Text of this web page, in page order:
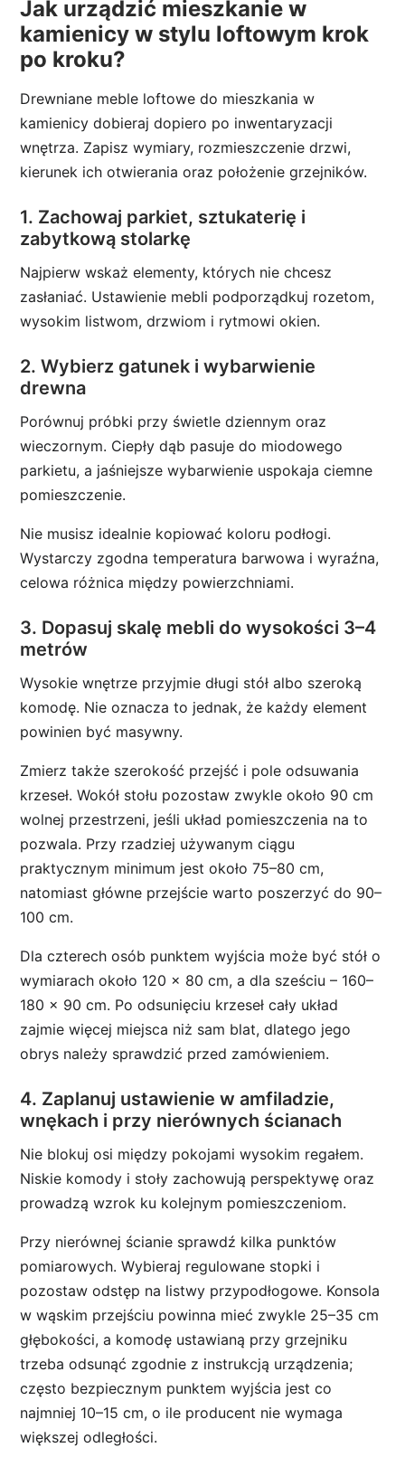
Jak urządzić mieszkanie w
kamienicy w stylu loftowym krok
po kroku?
Drewniane meble loftowe do mieszkania w
kamienicy dobieraj dopiero po inwentaryzacji
wnętrza. Zapisz wymiary, rozmieszczenie drzwi,
kierunek ich otwierania oraz położenie grzejników.
1. Zachowaj parkiet, sztukaterię i
zabytkową stolarkę
Najpierw wskaż elementy, których nie chcesz
zasłaniać. Ustawienie mebli podporządkuj rozetom,
wysokim listwom, drzwiom i rytmowi okien.
2. Wybierz gatunek i wybarwienie
drewna
Porównuj próbki przy świetle dziennym oraz
wieczornym. Ciepły dąb pasuje do miodowego
parkietu, a jaśniejsze wybarwienie uspokaja ciemne
pomieszczenie.
Nie musisz idealnie kopiować koloru podłogi.
Wystarczy zgodna temperatura barwowa i wyraźna,
celowa różnica między powierzchniami.
3. Dopasuj skalę mebli do wysokości 3–4
metrów
Wysokie wnętrze przyjmie długi stół albo szeroką
komodę. Nie oznacza to jednak, że każdy element
powinien być masywny.
Zmierz także szerokość przejść i pole odsuwania
krzeseł. Wokół stołu pozostaw zwykle około 90 cm
wolnej przestrzeni, jeśli układ pomieszczenia na to
pozwala. Przy rzadziej używanym ciągu
praktycznym minimum jest około 75–80 cm,
natomiast główne przejście warto poszerzyć do 90–
100 cm.
Dla czterech osób punktem wyjścia może być stół o
wymiarach około 120 × 80 cm, a dla sześciu – 160–
180 × 90 cm. Po odsunięciu krzeseł cały układ
zajmie więcej miejsca niż sam blat, dlatego jego
obrys należy sprawdzić przed zamówieniem.
4. Zaplanuj ustawienie w amfiladzie,
wnękach i przy nierównych ścianach
Nie blokuj osi między pokojami wysokim regałem.
Niskie komody i stoły zachowują perspektywę oraz
prowadzą wzrok ku kolejnym pomieszczeniom.
Przy nierównej ścianie sprawdź kilka punktów
pomiarowych. Wybieraj regulowane stopki i
pozostaw odstęp na listwy przypodłogowe. Konsola
w wąskim przejściu powinna mieć zwykle 25–35 cm
głębokości, a komodę ustawianą przy grzejniku
trzeba odsunąć zgodnie z instrukcją urządzenia;
często bezpiecznym punktem wyjścia jest co
najmniej 10–15 cm, o ile producent nie wymaga
większej odległości.